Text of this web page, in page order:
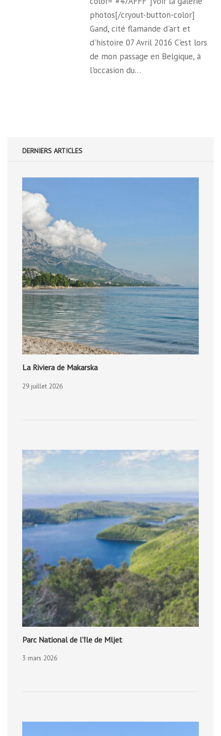
photos[/cryout-button-color]
Gand, cité flamande d'art et
d'histoire 07 Avril 2016 C'est lors
de mon passage en Belgique, à
l'occasion du…
DERNIERS ARTICLES
La Riviera de Makarska
29 juillet 2026
Parc National de l’île de Mljet
3 mars 2026